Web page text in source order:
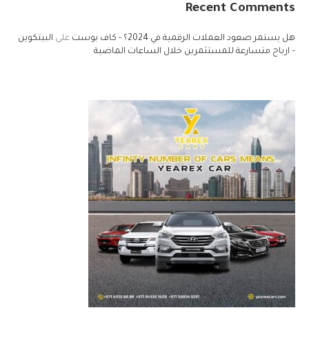
Recent Comments
هل يستمر صعود العملات الرقمية في 2024؟ - كاف بوست على البيتكوين
– ارباح متسارعة للمستثمرين خلال الساعات الماضية